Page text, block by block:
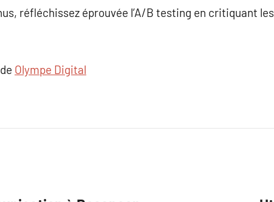
réfléchissez éprouvée l’A/B testing en critiquant
Olympe Digital